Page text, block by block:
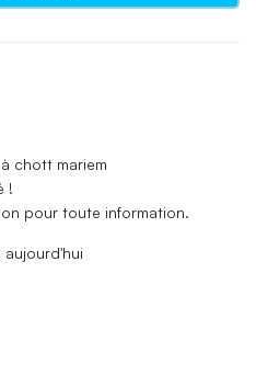
chott mariem
!
pour toute information.
aujourd'hui